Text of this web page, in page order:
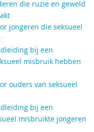
die ruzie en geweld
jongeren die seksueel
bij een
misbruik hebben
ouders van seksueel
bij een
misbruikte jongeren